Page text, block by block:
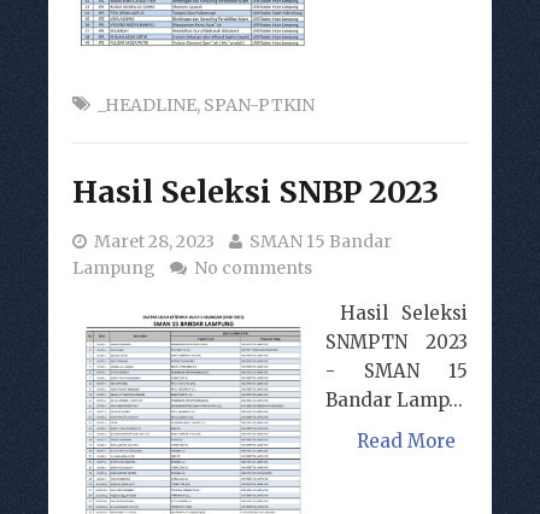
_HEADLINE, SPAN-PTKIN
Hasil Seleksi SNBP 2023
Maret 28, 2023
SMAN 15 Bandar
Lampung
No comments
Hasil Seleksi
SNMPTN 2023
- SMAN 15
Bandar Lamp...
Read More